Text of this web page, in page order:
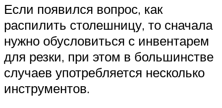
Если появился вопрос, как
распилить столешницу, то сначала
нужно обусловиться с инвентарем
для резки, при этом в большинстве
случаев употребляется несколько
инструментов.